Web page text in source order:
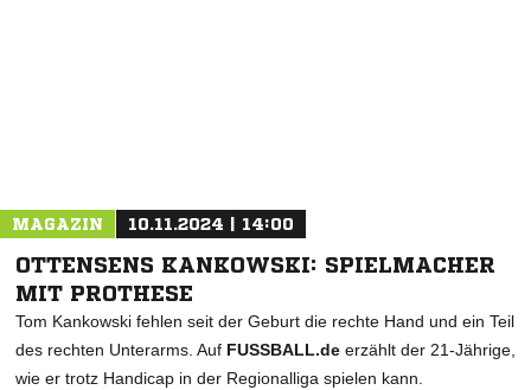
MAGAZIN 10.11.2024 | 14:00
OTTENSENS KANKOWSKI: SPIELMACHER
MIT PROTHESE
Tom Kankowski fehlen seit der Geburt die rechte Hand und ein Teil
des rechten Unterarms. Auf FUSSBALL.de erzählt der 21-Jährige,
wie er trotz Handicap in der Regionalliga spielen kann.